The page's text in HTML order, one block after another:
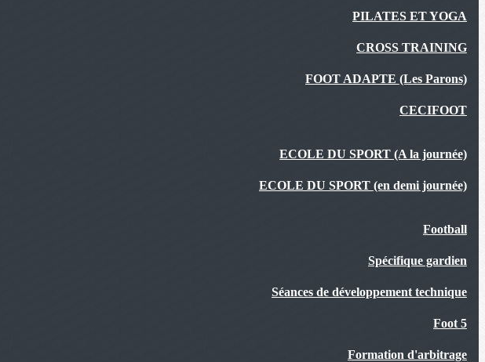
PILATES ET YOGA
CROSS TRAINING
FOOT ADAPTE (Les Parons)
CECIFOOT
ECOLE DU SPORT (A la journée)
ECOLE DU SPORT (en demi journée)
Football
Spécifique gardien
Séances de développement technique
Foot 5
Formation d'arbitrage